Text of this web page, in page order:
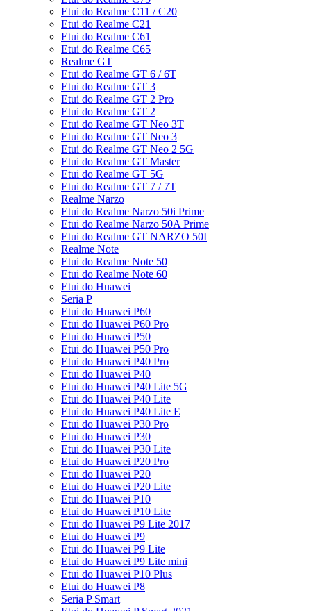
Etui do Realme C11 / C20
Etui do Realme C21
Etui do Realme C61
Etui do Realme C65
Realme GT
Etui do Realme GT 6 / 6T
Etui do Realme GT 3
Etui do Realme GT 2 Pro
Etui do Realme GT 2
Etui do Realme GT Neo 3T
Etui do Realme GT Neo 3
Etui do Realme GT Neo 2 5G
Etui do Realme GT Master
Etui do Realme GT 5G
Etui do Realme GT 7 / 7T
Realme Narzo
Etui do Realme Narzo 50i Prime
Etui do Realme Narzo 50A Prime
Etui do Realme GT NARZO 50I
Realme Note
Etui do Realme Note 50
Etui do Realme Note 60
Etui do Huawei
Seria P
Etui do Huawei P60
Etui do Huawei P60 Pro
Etui do Huawei P50
Etui do Huawei P50 Pro
Etui do Huawei P40 Pro
Etui do Huawei P40
Etui do Huawei P40 Lite 5G
Etui do Huawei P40 Lite
Etui do Huawei P40 Lite E
Etui do Huawei P30 Pro
Etui do Huawei P30
Etui do Huawei P30 Lite
Etui do Huawei P20 Pro
Etui do Huawei P20
Etui do Huawei P20 Lite
Etui do Huawei P10
Etui do Huawei P10 Lite
Etui do Huawei P9 Lite 2017
Etui do Huawei P9
Etui do Huawei P9 Lite
Etui do Huawei P9 Lite mini
Etui do Huawei P10 Plus
Etui do Huawei P8
Seria P Smart